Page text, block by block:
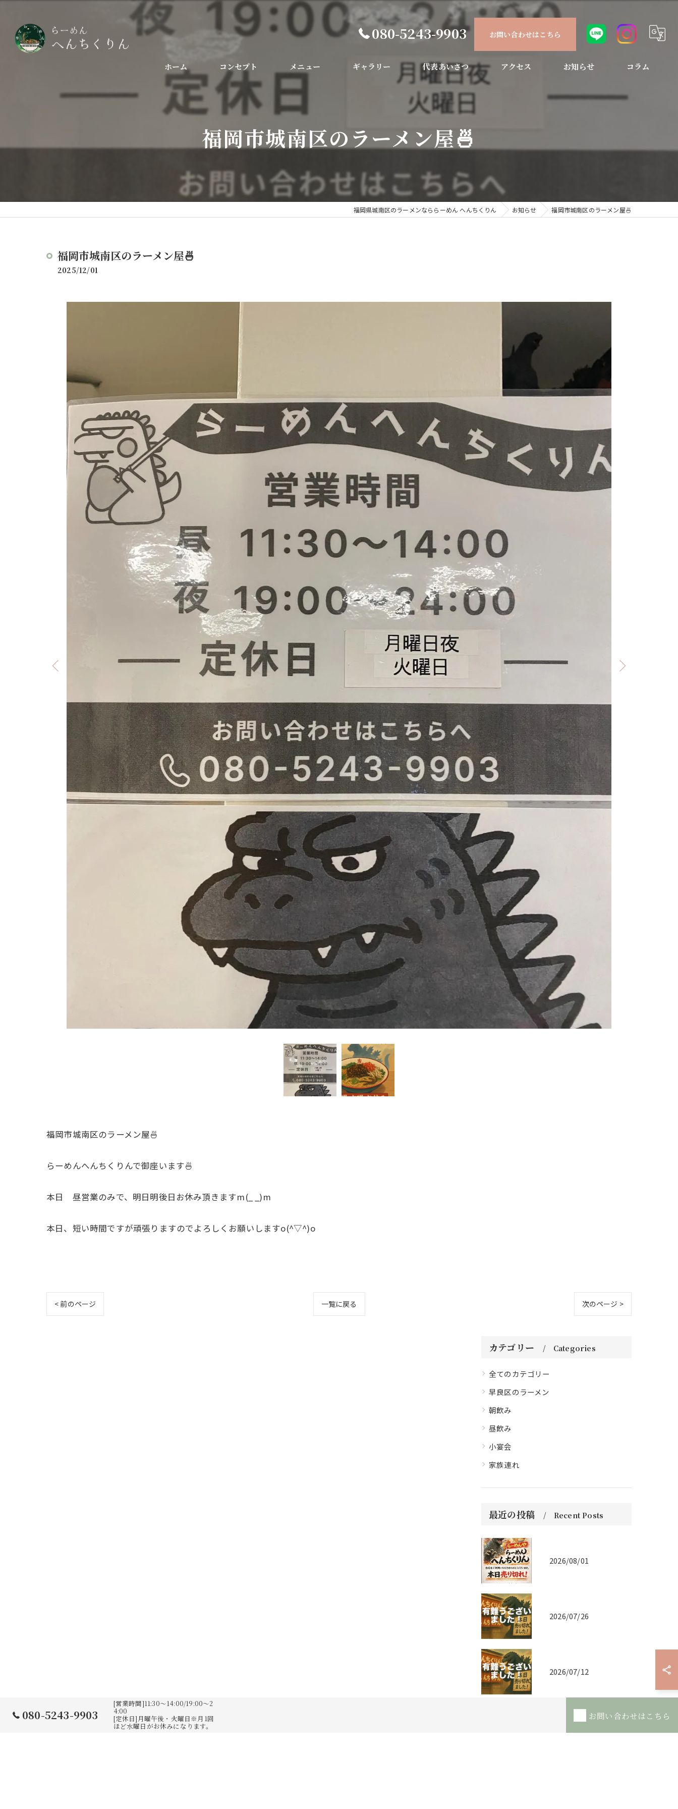
080-5243-9903 お問い合わせはこちら
ホーム コンセプト メニュー ギャラリー 代表あいさつ アクセス お知らせ コラム
福岡市城南区のラーメン屋🍜
福岡県城南区のラーメンなららーめん へんちくりん お知らせ 福岡市城南区のラーメン屋🍜
福岡市城南区のラーメン屋🍜
2025/12/01
福岡市城南区のラーメン屋🍜
らーめんへんちくりんで御座います🍜
本日 昼営業のみで、明日明後日お休み頂きますm(_ _)m
本日、短い時間ですが頑張りますのでよろしくお願いしますo(^▽^)o
< 前のページ 一覧に戻る 次のページ >
カテゴリー Categories
全てのカテゴリー
早良区のラーメン
朝飲み
昼飲み
小宴会
家族連れ
最近の投稿 Recent Posts
2026/08/01
2026/07/26
2026/07/12
080-5243-9903
[営業時間]11:30～14:00/19:00～2
4:00
[定休日]月曜午後・火曜日※月1回
ほど水曜日がお休みになります。
お問い合わせはこちら